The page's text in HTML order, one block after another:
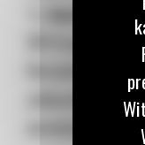
konstrukcja:
jest
Hermetyczna
zadaszenie